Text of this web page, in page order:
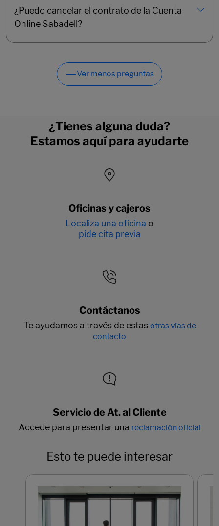
¿Puedo cancelar el contrato de la Cuenta
Online Sabadell?
¿Tienes alguna duda?
Estamos aquí para ayudarte
Oficinas y cajeros
Localiza una oficina o
pide cita previa
Contáctanos
Te ayudamos a través de estas otras vías de
contacto
Servicio de At. al Cliente
Accede para presentar una reclamación oficial
Esto te puede interesar